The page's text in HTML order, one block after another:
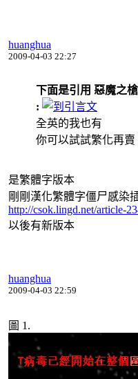
huanghua
2009-04-03 22:27
下面是引用 惡魔之
:
全英的我也有
你可以試試繁化再賣
是繁體字版本
剛剛漢化繁體字僵尸感染
http://csok.lingd.net/article-
以後有新版本
huanghua
2009-04-03 22:59
圖 1.